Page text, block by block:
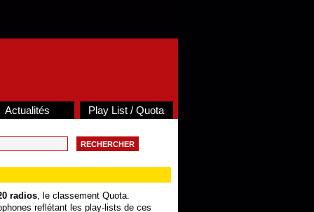
Actualités Play List / Quota
radios, le classement Quota.
reflétant les play-lists de ces